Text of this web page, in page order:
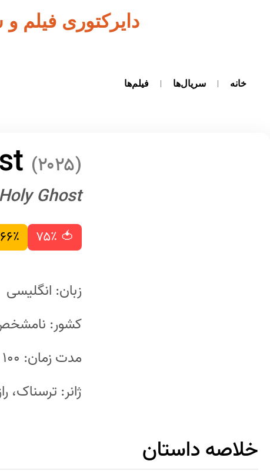
دایرکتوری فیلم
خانه سریال‌ها فیلم‌ها
(۲۰۲۵)
Holy Ghost
🍅 ۷۵٪ ۶۶٪
زبان: انگلیسی
کشور:
مدت زمان: ۱۰۰ دقیقه
ژانر: ترسناک،
خلاصه داستان